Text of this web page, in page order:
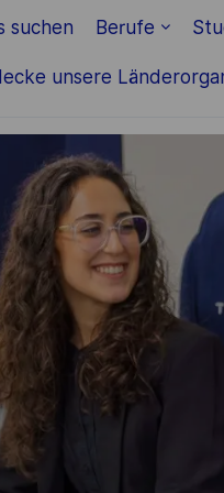
suchen Berufe
unsere